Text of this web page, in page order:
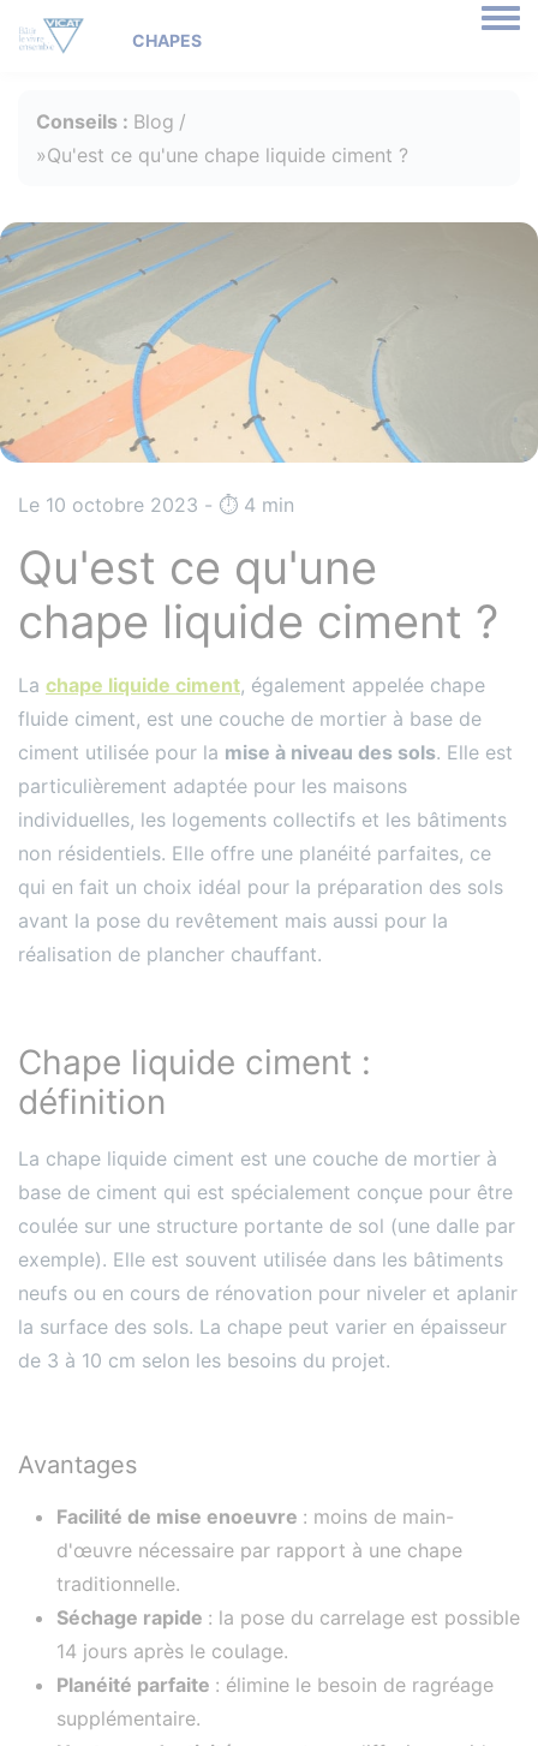
Conseils : Blog
Qu'est ce qu'une chape liquide ciment ?
Le 10 octobre 2023 - ⏱️️ 4 min
Qu'est ce qu'une
chape liquide ciment ?
La chape liquide ciment, également appelée chape
fluide ciment, est une couche de mortier à base de
ciment utilisée pour la mise à niveau des sols. Elle est
particulièrement adaptée pour les maisons
individuelles, les logements collectifs et les bâtiments
non résidentiels. Elle offre une planéité parfaites, ce
qui en fait un choix idéal pour la préparation des sols
avant la pose du revêtement mais aussi pour la
réalisation de plancher chauffant.
Chape liquide ciment :
définition
La chape liquide ciment est une couche de mortier à
base de ciment qui est spécialement conçue pour être
coulée sur une structure portante de sol (une dalle par
exemple). Elle est souvent utilisée dans les bâtiments
neufs ou en cours de rénovation pour niveler et aplanir
la surface des sols. La chape peut varier en épaisseur
de 3 à 10 cm selon les besoins du projet.
Avantages
Facilité de mise enoeuvre : moins de main-
d'œuvre nécessaire par rapport à une chape
traditionnelle.
Séchage rapide : la pose du carrelage est possible
14 jours après le coulage.
Planéité parfaite : élimine le besoin de ragréage
supplémentaire.